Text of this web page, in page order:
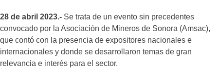
28 de abril 2023.- Se trata de un evento sin precedentes
convocado por la Asociación de Mineros de Sonora (Amsac),
que contó con la presencia de expositores nacionales e
internacionales y donde se desarrollaron temas de gran
relevancia e interés para el sector.